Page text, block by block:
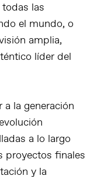
las
el mundo, o
amplia,
líder del
la generación
a lo largo
proyectos finales
y la